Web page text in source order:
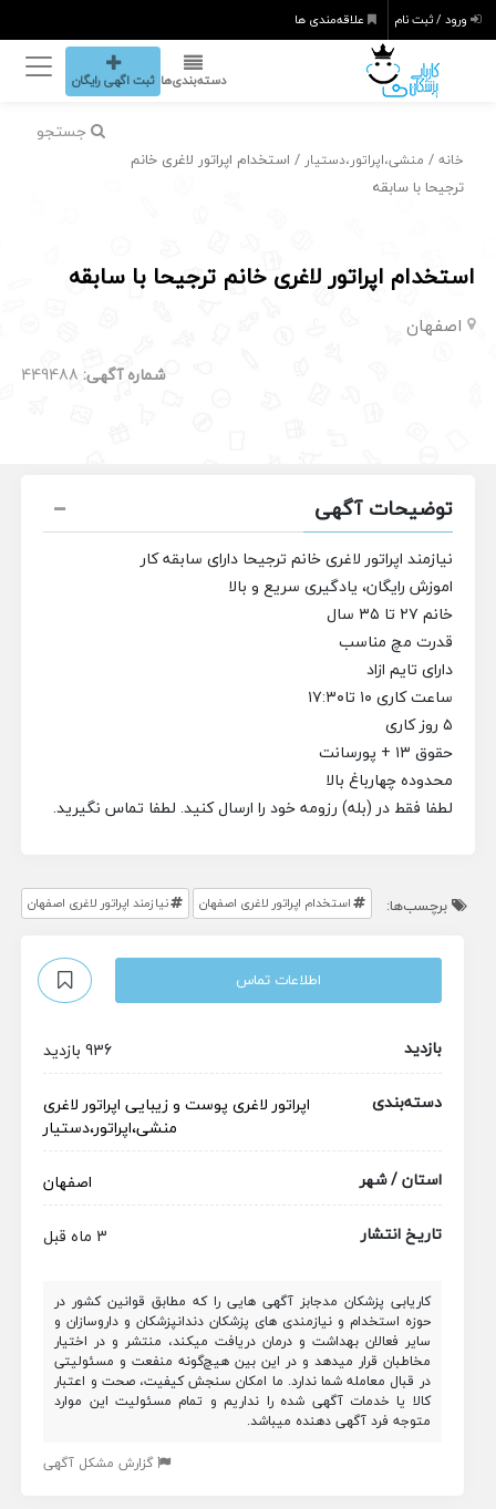
ورود / ثبت نام علاقه‌مندی ها
دسته‌بندی‌ها ثبت اگهی رایگان
جستجو
خانه / منشی،اپراتور،دستیار / استخدام اپراتور لاغری خانم
ترجیحا با سابقه
استخدام اپراتور لاغری خانم ترجیحا با سابقه
اصفهان
شماره آگهی: 449488
توضیحات آگهی
نیازمند اپراتور لاغری خانم ترجیحا دارای سابقه کار
اموزش رایگان، یادگیری سریع و بالا
خانم ۲۷ تا ۳۵ سال
قدرت مچ مناسب
دارای تایم ازاد
ساعت کاری ۱۰ تا۱۷:۳۰
۵ روز کاری
حقوق ۱۳ + پورسانت
محدوده چهارباغ بالا
لطفا فقط در (بله) رزومه خود را ارسال کنید. لطفا تماس نگیرید.
برچسب‌ها: استخدام اپراتور لاغری اصفهان نیازمند اپراتور لاغری اصفهان
اطلاعات تماس
بازدید
936 بازدید
دسته‌بندی
اپراتور لاغری پوست و زیبایی اپراتور لاغری
منشی،اپراتور،دستیار
استان / شهر
اصفهان
تاریخ انتشار
3 ماه قبل
کاریابی پزشکان مدجابز آگهی هایی را که مطابق قوانین کشور در
حوزه استخدام و نیازمندی های پزشکان دندانپزشکان و داروسازان و
سایر فعالان بهداشت و درمان دریافت میکند، منتشر و در اختیار
مخاطبان قرار میدهد و در این بین هیچ‌گونه منفعت و مسئولیتی
در قبال معامله شما ندارد. ما امکان سنجش کیفیت، صحت و اعتبار
کالا یا خدمات آگهی شده را نداریم و تمام مسئولیت این موارد
متوجه فرد آگهی دهنده میباشد.
گزارش مشکل آگهی